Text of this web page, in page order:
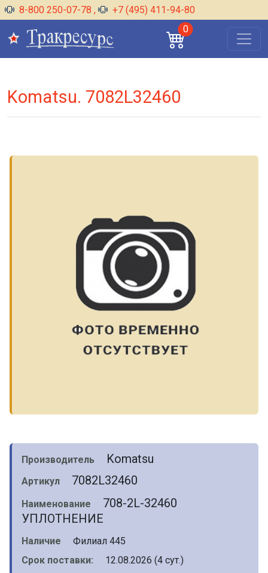
8-800 250-07-78 ,
+7 (495) 411-94-80
0
Komatsu. 7082L32460
Производитель Komatsu
Артикул 7082L32460
Наименование
708-2L-32460
УПЛОТНЕНИЕ
Наличие
Филиал 445
Срок поставки:
12.08.2026 (4 сут.)